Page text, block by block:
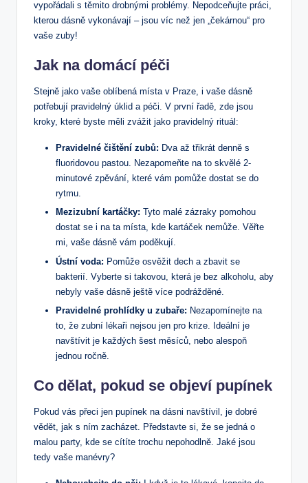
vypořádali s těmito drobnými problémy. Nepodceňujte práci,
kterou dásně vykonávají – jsou víc než jen „čekárnou“ pro
vaše zuby!
Jak na domácí péči
Stejně jako vaše oblíbená místa v Praze, i vaše dásně
potřebují pravidelný úklid a péči. V první řadě, zde jsou
kroky, které byste měli zvážit jako pravidelný rituál:
Pravidelné čištění zubů: Dva až třikrát denně s
fluoridovou pastou. Nezapomeňte na to skvělé 2-
minutové zpěvání, které vám pomůže dostat se do
rytmu.
Mezizubní kartáčky: Tyto malé zázraky pomohou
dostat se i na ta místa, kde kartáček nemůže. Věřte
mi, vaše dásně vám poděkují.
Ústní voda: Pomůže osvěžit dech a zbavit se
bakterií. Vyberte si takovou, která je bez alkoholu, aby
nebyly vaše dásně ještě více podrážděné.
Pravidelné prohlídky u zubaře: Nezapomínejte na
to, že zubní lékaři nejsou jen pro krize. Ideální je
navštívit je každých šest měsíců, nebo alespoň
jednou ročně.
Co dělat, pokud se objeví pupínek
Pokud vás přeci jen pupínek na dásni navštívil, je dobré
vědět, jak s ním zacházet. Představte si, že se jedná o
malou party, kde se cítíte trochu nepohodlně. Jaké jsou
tedy vaše manévry?